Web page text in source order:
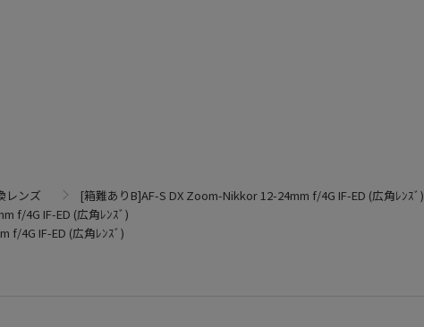
レンズ
[箱難ありB]AF-S DX Zoom-Nikkor 12-24mm f/4G IF-ED (広角ﾚﾝｽﾞ)
f/4G IF-ED (広角ﾚﾝｽﾞ)
f/4G IF-ED (広角ﾚﾝｽﾞ)